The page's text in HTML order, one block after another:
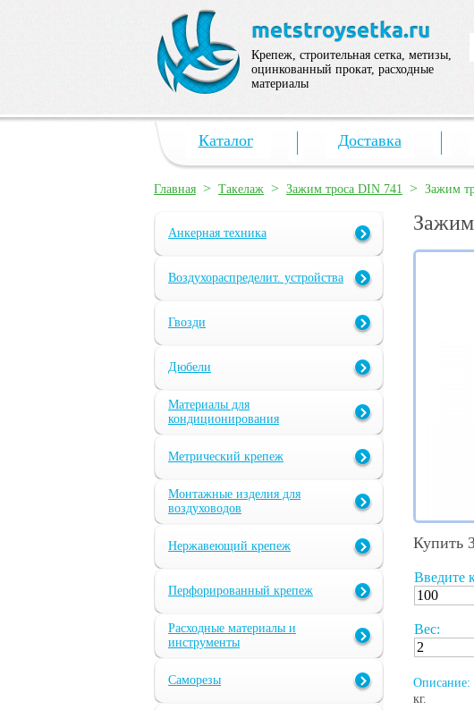
Крепеж, строительная сетка, метизы,
оцинкованный прокат, расходные
материалы
Каталог Доставка
Главная > Такелаж > Зажим троса DIN 741 > Зажим
Анкерная техника
Воздухораспределит. устройства
Гвозди
Дюбели
Материалы для
кондиционирования
Метрический крепеж
Монтажные изделия для
воздуховодов
Нержавеющий крепеж
Перфорированный крепеж
Расходные материалы и
инструменты
Саморезы
Купить
Введите
Вес:
Описание:
кг.